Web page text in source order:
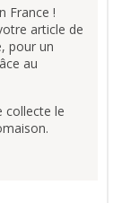
France !
article de
pour un
au
collecte le